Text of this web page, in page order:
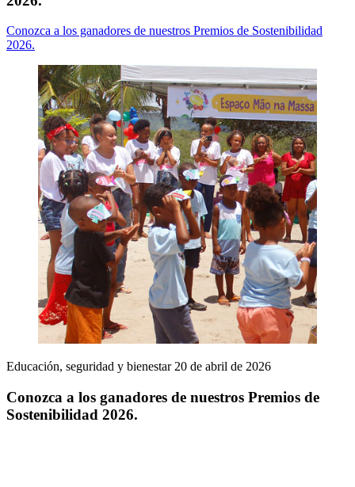
Conozca a los ganadores de nuestros Premios de Sostenibilidad
2026.
Educación, seguridad y bienestar 20 de abril de 2026
Conozca a los ganadores de nuestros Premios de
Sostenibilidad 2026.